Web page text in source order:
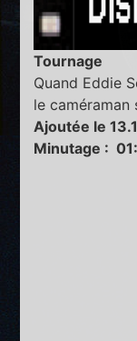
Tournage
Quand Eddie
le
Ajoutée le
Minutage :